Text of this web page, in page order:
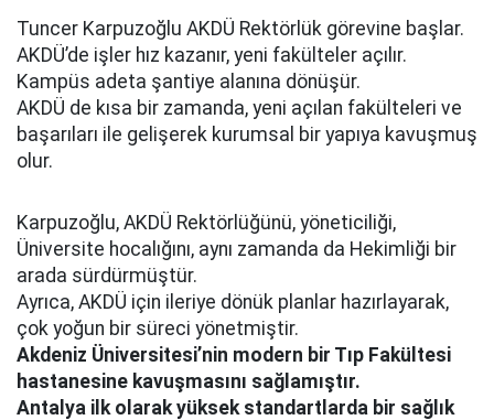
Tuncer Karpuzoğlu AKDÜ Rektörlük görevine başlar.
AKDÜ’de işler hız kazanır, yeni fakülteler açılır.
Kampüs adeta şantiye alanına dönüşür.
AKDÜ de kısa bir zamanda, yeni açılan fakülteleri ve
başarıları ile gelişerek kurumsal bir yapıya kavuşmuş
olur.
Karpuzoğlu, AKDÜ Rektörlüğünü, yöneticiliği,
Üniversite hocalığını, aynı zamanda da Hekimliği bir
arada sürdürmüştür.
Ayrıca, AKDÜ için ileriye dönük planlar hazırlayarak,
çok yoğun bir süreci yönetmiştir.
Akdeniz Üniversitesi’nin modern bir Tıp Fakültesi
hastanesine kavuşmasını sağlamıştır.
Antalya ilk olarak yüksek standartlarda bir sağlık